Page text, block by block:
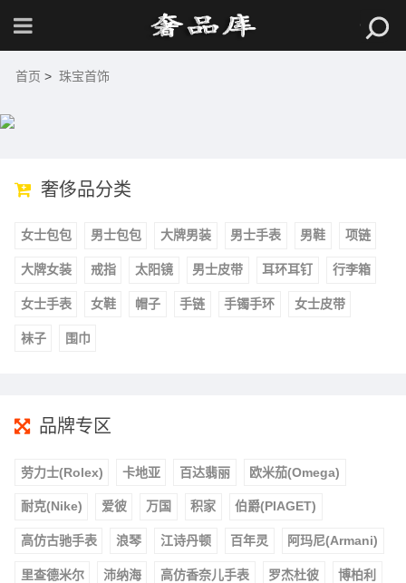
首页 > 珠宝首饰
奢侈品分类
女士包包 男士包包 大牌男装 男士手表 男鞋 项链
大牌女装 戒指 太阳镜 男士皮带 耳环耳钉 行李箱
女士手表 女鞋 帽子 手链 手镯手环 女士皮带
袜子 围巾
品牌专区
劳力士(Rolex) 卡地亚 百达翡丽 欧米茄(Omega)
耐克(Nike) 爱彼 万国 积家 伯爵(PIAGET)
高仿古驰手表 浪琴 江诗丹顿 百年灵 阿玛尼(Armani)
里查德米尔 沛纳海 高仿香奈儿手表 罗杰杜彼 博柏利